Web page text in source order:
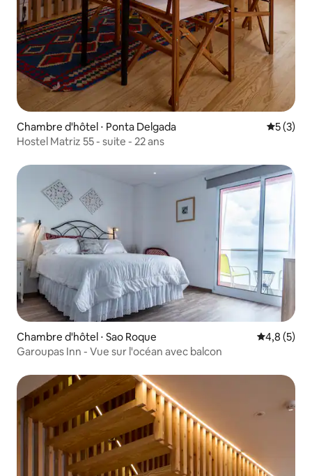
Chambre d'hôtel ⋅ Ponta Delgada
5 (3)
Hostel Matriz 55 - suite - 22 ans
Chambre d'hôtel ⋅ Sao Roque Évaluation
4,8 (5)
Garoupas Inn - Vue sur l'océan avec balcon